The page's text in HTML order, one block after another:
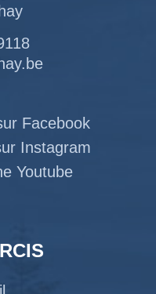
Facebook
Instagram
Youtube